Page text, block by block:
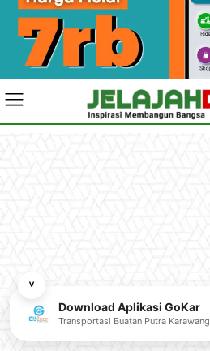
˅
Download Aplikasi GoKar
Transportasi Buatan Putra Karawang